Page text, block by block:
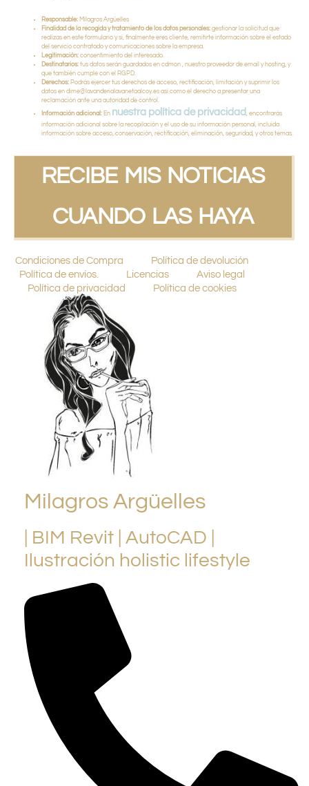
Milagros Argüelles
| BIM Revit | AutoCAD |
Ilustración holistic lifestyle
Responsable: Milagros Argüelles
Finalidad de la recogida y tratamiento de los datos personales: gestionar la solicitud que
realizas en este formulario y si, finalmente eres cliente, remitirte información sobre el estado
del servicio contratado y comunicaciones sobre la empresa.
Legitimación: consentimiento del interesado.
Destinatarios: tus datos serán guardados en cdmon , nuestro proveedor de email y hosting, y
que también cumple con el RGPD.
Derechos: Podrás ejercer tus derechos de acceso, rectificación, limitación y suprimir los
datos en dime@lavanderialavanetaalcoy.es así como el derecho a presentar una
reclamación ante una autoridad de control.
Información adicional: En nuestra política de privacidad , encontrarás
información adicional sobre la recopilación y el uso de su información personal, incluida
información sobre acceso, conservación, rectificación, eliminación, seguridad, y otros temas.
RECIBE MIS NOTICIAS
CUANDO LAS HAYA
Condiciones de Compra
Política de devolución
Política de envíos.
Licencias
Aviso legal
Política de privacidad
Política de cookies